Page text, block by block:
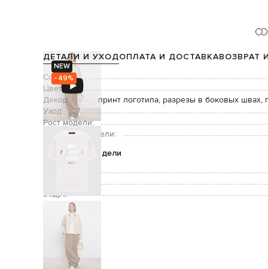
NEW
- 49%
ДЕТАЛИ И УХОДОПЛАТА И ДОСТАВКАВОЗВРАТ
Состав:
Цвет:
Декор:
принт логотипа, разрезы в боковых швах,
Уход:
Рост модели:
Размер на модели:
Параметры модели
Бедра: